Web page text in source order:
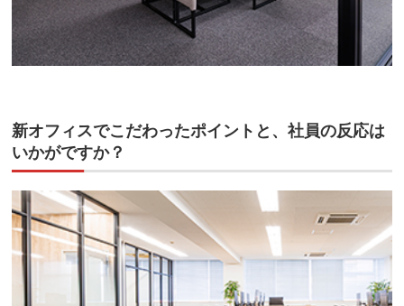
新オフィスでこだわったポイントと、社員の反応は
いかがですか？